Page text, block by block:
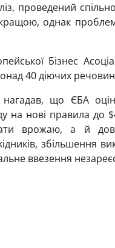
проведений
однак
Бізнес
40 діючих
що ЄБА
на нові правила до
врожаю, а й
збільшення
ввезення